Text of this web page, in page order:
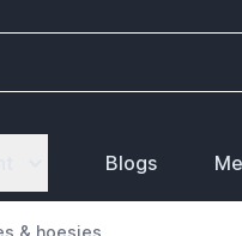
Blogs
& hoesjes